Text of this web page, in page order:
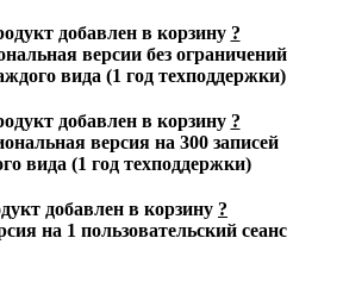
добавлен в корзину ?
версии без ограничений
вида (1 год техподдержки)
добавлен в корзину ?
версия на 300 записей
вида (1 год техподдержки)
добавлен в корзину ?
на 1 пользовательский сеанс